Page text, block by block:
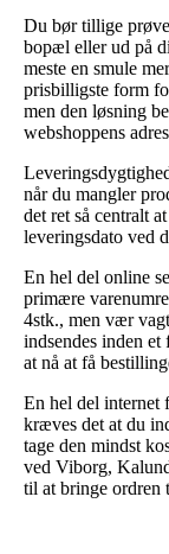
Du bør tillige
bopæl eller ud på
meste en smule
prisbilligste form
men den løsning
webshoppens
når du mangler
det ret så centralt
leveringsdato ved
En hel del online
primære
4stk., men vær
indsendes inden et
at nå at få
En hel del internet
kræves det at du
tage den mindst
ved Viborg,
til at bringe ordren